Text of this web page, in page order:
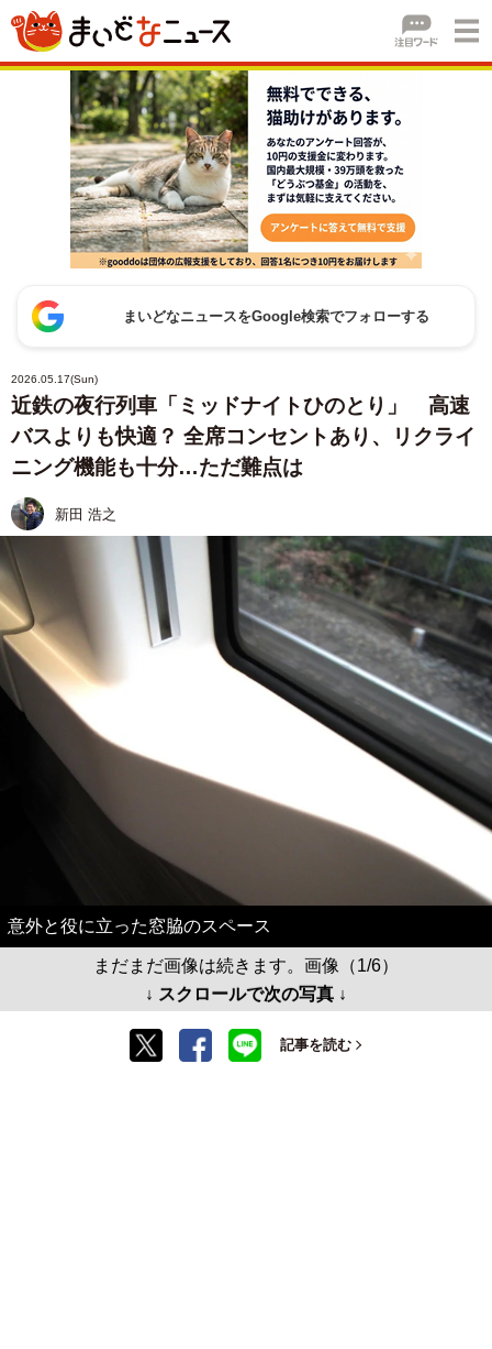
まいどなニュースをGoogle検索でフォローする
2026.05.17(Sun)
近鉄の夜行列車「ミッドナイトひのとり」 高速
バスよりも快適？ 全席コンセントあり、リクライ
ニング機能も十分…ただ難点は
新田 浩之
意外と役に立った窓脇のスペース
まだまだ画像は続きます。画像（1/6）
↓ スクロールで次の写真 ↓
記事を読む